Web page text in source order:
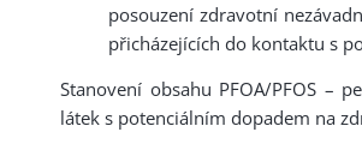
posouzení zdravotní
přicházejících do kontaktu s
Stanovení obsahu PFOA/PFOS –
látek s potenciálním dopadem na